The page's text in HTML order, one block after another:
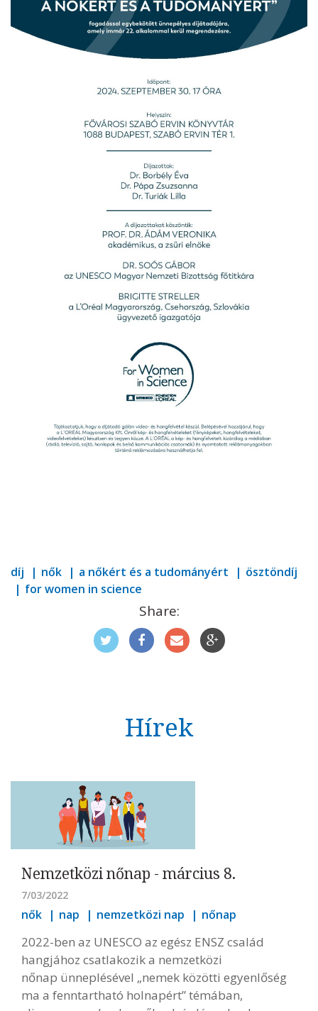
díj nők a nőkért és a tudományért
ösztöndíj
for women in science
Share:
Hírek
Nemzetközi nőnap - március 8.
7/03/2022
nők nap nemzetközi nap nőnap
2022-ben az UNESCO az egész ENSZ család
hangjához csatlakozik a nemzetközi
nőnap ünneplésével „nemek közötti egyenlőség
ma a fenntartható holnapért” témában,